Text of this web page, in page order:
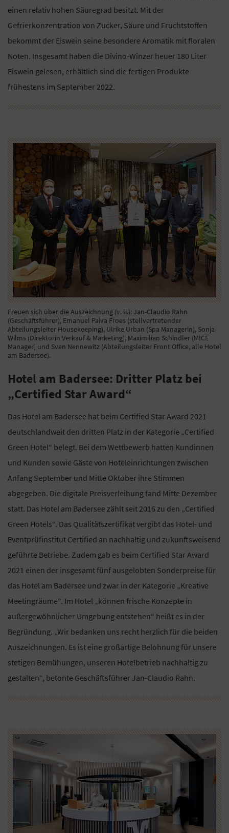
einen relativ hohen Säuregrad besitzt. Mit der
Gefrierkonzentration von Zucker, Säure und Fruchtstoffen
bekommt der Eiswein seine besondere Aromatik mit floralen
Noten. Insgesamt haben die Divino-Winzer heuer 180 Liter
Eiswein gelesen, erhältlich sind die fertigen Produkte
frühestens im September 2022.
Freuen sich über die Auszeichnung (v. li.): Jan-Claudio Rahn
(Geschäftsführer), Emanuel Paiva Froes (stellvertretender
Abteilungsleiter Housekeeping), Ulrike Urban (Spa Managerin), Sonja
Wilms (Direktorin Verkauf & Marketing), Maximilian Schindler (MICE
Manager) und Sven Nennewitz (Abteilungsleiter Front Office, alle Hotel
am Badersee).
Hotel am Badersee: Dritter Platz bei
„Certified Star Award“
Das Hotel am Badersee hat beim Certified Star Award 2021
deutschlandweit den dritten Platz in der Kategorie „Certified
Green Hotel“ belegt. Bei dem Wettbewerb hatten Kundinnen
und Kunden sowie Gäste von Hoteleinrichtungen zwischen
Anfang September und Mitte Oktober ihre Stimmen
abgegeben. Die digitale Preisverleihung fand Mitte Dezember
statt. Das Hotel am Badersee zählt seit 2016 zu den „Certified
Green Hotels“. Das Qualitätszertifikat vergibt das Hotel- und
Eventprüfinstitut Certified an nachhaltig und zukunftsweisend
geführte Betriebe. Zudem gab es beim Certified Star Award
2021 einen der insgesamt fünf ausgelobten Sonderpreise für
das Hotel am Badersee und zwar in der Kategorie „Kreative
Meetingräume“. Im Hotel „können frische Konzepte in
außergewöhnlicher Umgebung entstehen“ heißt es in der
Begründung. „Wir bedanken uns recht herzlich für die beiden
Auszeichnungen. Es ist eine großartige Belohnung für unsere
stetigen Bemühungen, unseren Hotelbetrieb nachhaltig zu
gestalten“, betonte Geschäftsführer Jan-Claudio Rahn.